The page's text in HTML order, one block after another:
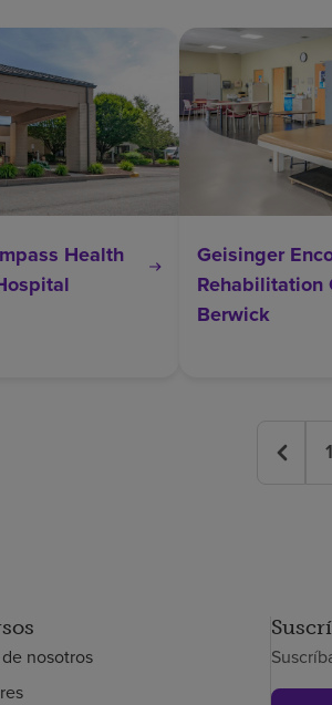
Health
Geisinger
Rehabilitation
Berwick
1
nosotros